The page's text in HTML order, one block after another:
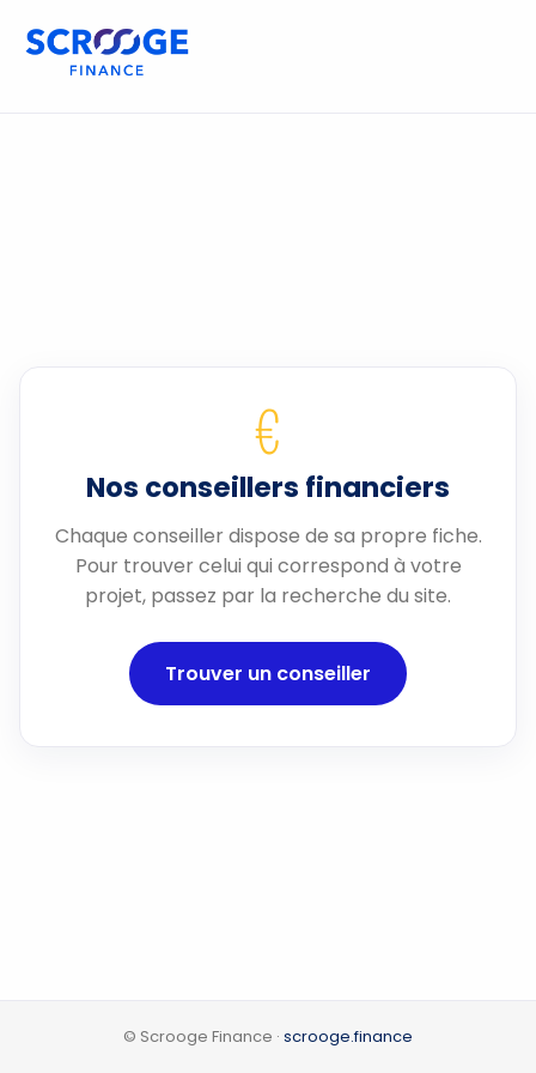
€
Nos conseillers financiers
Chaque conseiller dispose de sa propre fiche.
Pour trouver celui qui correspond à votre
projet, passez par la recherche du site.
Trouver un conseiller
© Scrooge Finance · scrooge.finance